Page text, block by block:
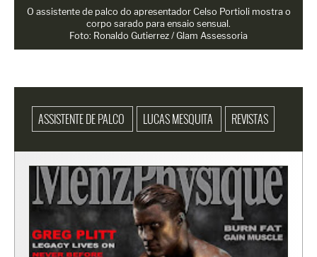
O assistente de palco do apresentador Celso Portioli mostra o
corpo sarado para ensaio sensual.
Foto: Ronaldo Gutierrez / Glam Assessoria
ASSISTENTE DE PALCO LUCAS MESQUITA REVISTAS